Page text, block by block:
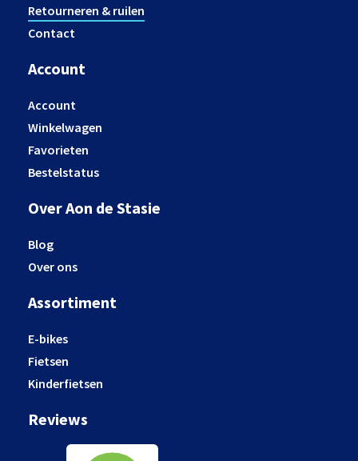
Retourneren & ruilen
Contact
Account
Account
Winkelwagen
Favorieten
Bestelstatus
Over Aon de Stasie
Blog
Over ons
Assortiment
E-bikes
Fietsen
Kinderfietsen
Reviews